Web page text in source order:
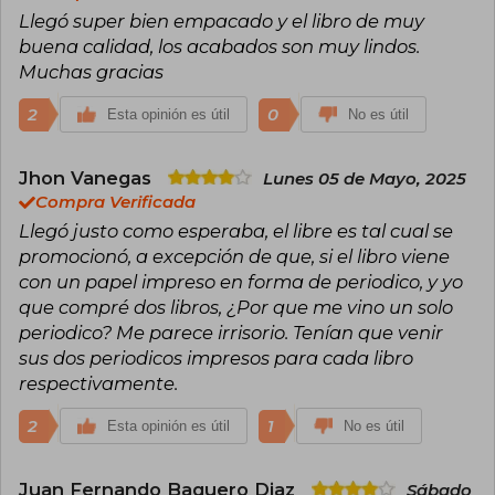
Llegó super bien empacado y el libro de muy
buena calidad, los acabados son muy lindos.
Muchas gracias
2 Esta opinión es útil 0 No es útil
Jhon Vanegas
Lunes 05 de Mayo, 2025
Compra Verificada
Llegó justo como esperaba, el libre es tal cual se
promocionó, a excepción de que, si el libro viene
con un papel impreso en forma de periodico, y yo
que compré dos libros, ¿Por que me vino un solo
periodico? Me parece irrisorio. Tenían que venir
sus dos periodicos impresos para cada libro
respectivamente.
2 Esta opinión es útil 1 No es útil
Juan Fernando Baquero Diaz Sábado